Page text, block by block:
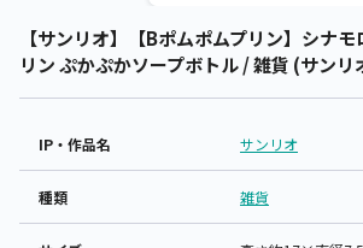
【サンリオ】【Bポムポムプリン】シナ
リン ぷかぷかソープボトル / 雑貨 (サンリ
IP・作品名 サンリオ
種類 雑貨